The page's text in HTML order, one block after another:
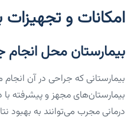
امکانات و تجهیزات
بیمارستان محل انجام
بیمارستانی که جراحی در آن
بیمارستان‌های مجهز و پیشرفته
درمانی مجرب می‌توانند به بهبود